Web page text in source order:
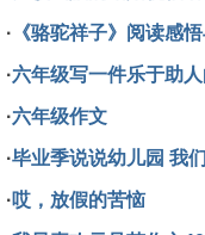
· 《骆驼祥子》阅读感
·六年级写一件乐于助
·六年级作文
·毕业季说说幼儿园 我
·哎，放假的苦恼